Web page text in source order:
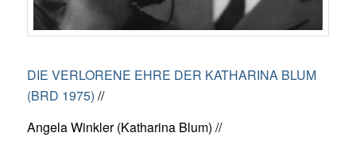
DIE VERLORENE EHRE DER KATHARINA BLUM
(BRD 1975) //
Angela Winkler (Katharina Blum) //